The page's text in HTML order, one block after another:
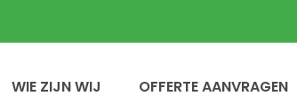
WIE ZIJN WIJ OFFERTE AANVRAGEN